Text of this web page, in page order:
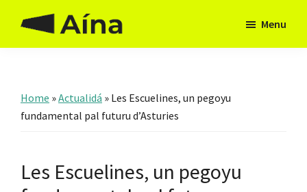
main
footer
Hai
Menu
Home »Actualidá » Les Escuelines, un pegoyu
fundamental pal futuru d’Asturies
Les Escuelines, un pegoyu